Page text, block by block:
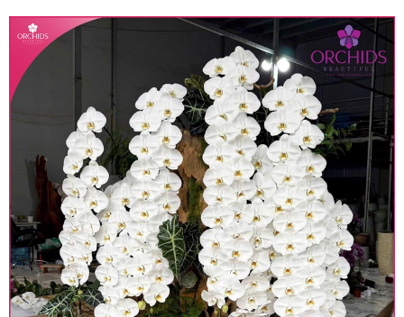
Lưu ý trước khi đặt hàng
• Về cây hoa: Một chậu hoa lan hồ điệp đẹp và
hoàn chỉnh sẽ được phối ghép từ nhiều cây hoa
và tạo dáng hoàn toàn thủ công nên có thể sẽ
khác nhau đôi chút giữa sản phẩm thực tế và